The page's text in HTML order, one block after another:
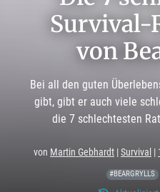
Survival-
von
Bei all den guten
gibt, gibt er auch viele
die 7 schlechtesten
von Martin Gebhardt |Survival |
#BEARGRYLLS